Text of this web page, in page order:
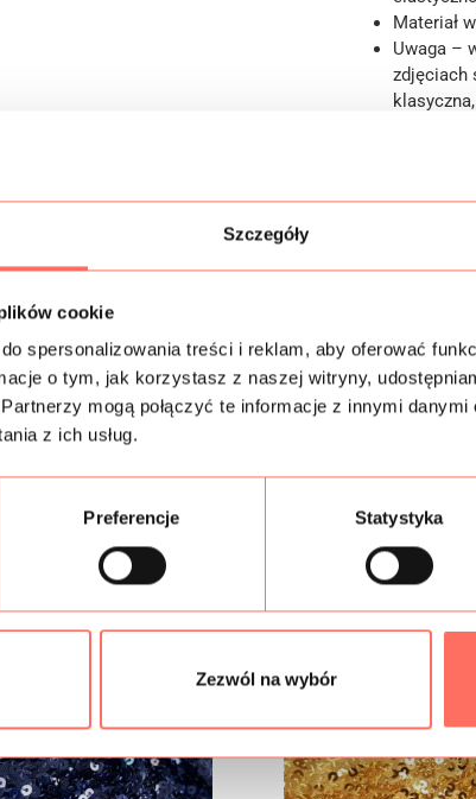
Szczegóły
cookie
spersonalizowania treści i reklam, aby oferować
o tym, jak korzystasz z naszej witryny,
mogą połączyć te informacje z innymi
z ich usług.
Preferencje Statystyka
Zezwól na wybór
Materiał
Uwaga –
zdjęciach
Informacje
Skład
Podobne produkty